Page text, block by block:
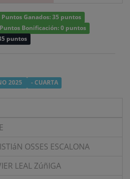
Puntos Ganados: 35 puntos
Bonificación: 0 puntos
puntos
2025 - CUARTA
OSSES ESCALONA
LEAL ZúñIGA